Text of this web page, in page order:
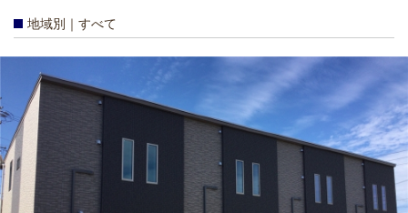
地域別｜すべて